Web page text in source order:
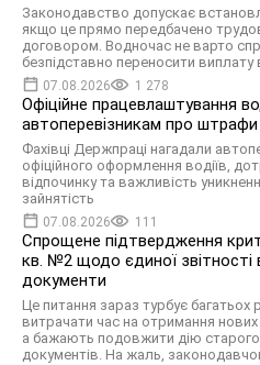
Законодавство допускає
якщо це прямо передбачено
договором. Водночас не варто
безпідставно переносити виплату
07.08.2026 1 278
Офіційне працевлаштування
автоперевізникам про штрафи
Фахівці Держпраці нагадали
офіційного оформлення водіїв,
відпочинку та важливість
зайнятість
07.08.2026 111
Спрощене підтвердження
кв. №2 щодо єдиної звітності
документи
Це питання зараз турбує багатьох
витрачати час на отримання
а бажають подовжити дію
документів. На жаль,